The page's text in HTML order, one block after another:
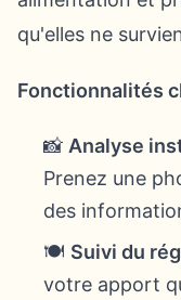
qu'elles ne
Fonctionnalités
📸 Analyse
Prenez une
des
🍽️ Suivi du
votre apport